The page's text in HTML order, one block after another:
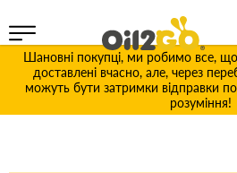
Шановні покупці, ми робимо все,
доставлені вчасно, але, через
можуть бути затримки відправки
розуміння!